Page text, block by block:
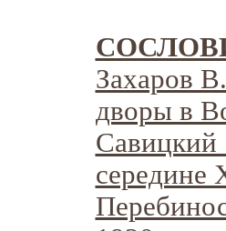
Захаров
дворы в
середине